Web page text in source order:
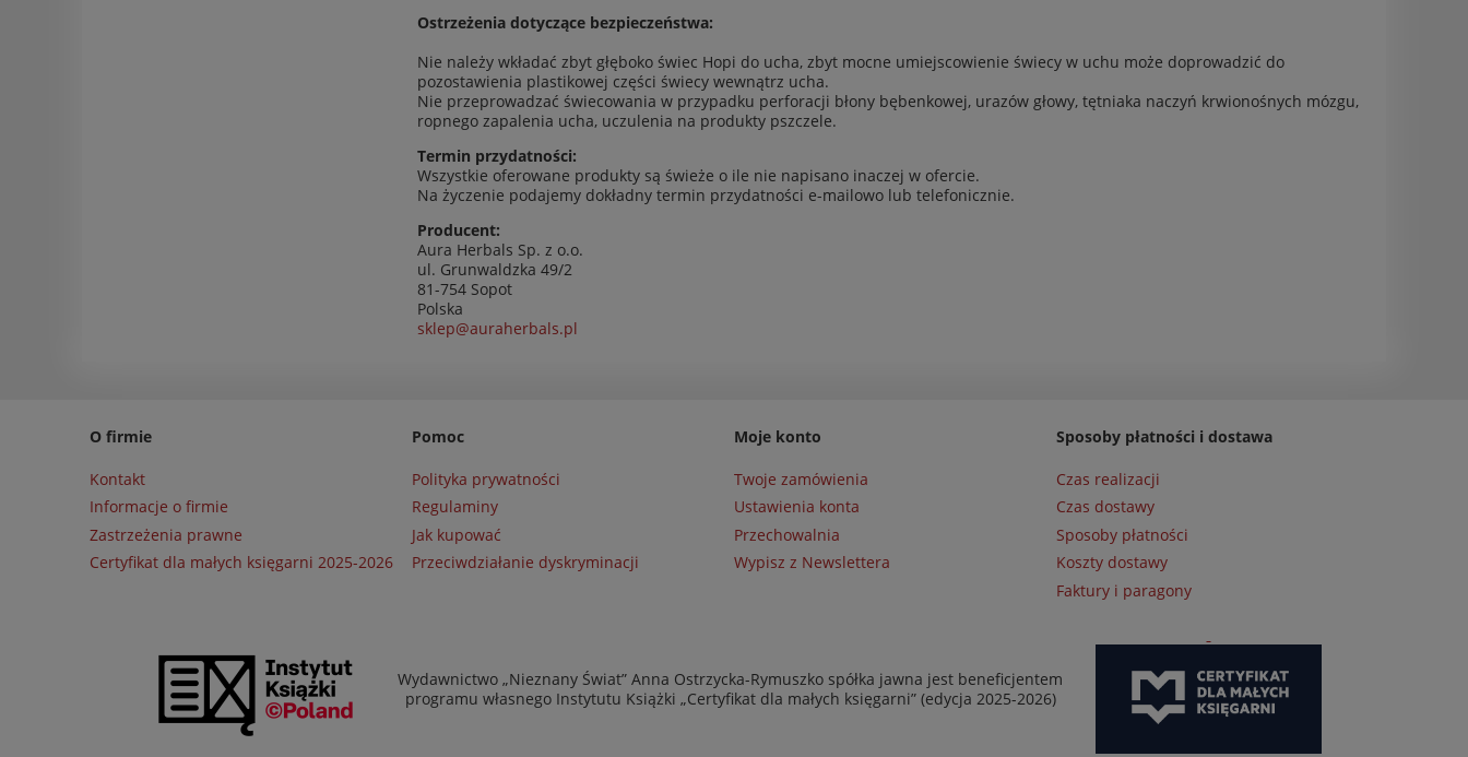
Ostrzeżenia dotyczące bezpieczeństwa:
Nie należy wkładać zbyt głęboko świec Hopi do ucha, zbyt mocne umiejscowienie świecy w uchu może doprowadzić do
pozostawienia plastikowej części świecy wewnątrz ucha.
Nie przeprowadzać świecowania w przypadku perforacji błony bębenkowej, urazów głowy, tętniaka naczyń krwionośnych mózgu,
ropnego zapalenia ucha, uczulenia na produkty pszczele.
Termin przydatności:
Wszystkie oferowane produkty są świeże o ile nie napisano inaczej w ofercie.
Na życzenie podajemy dokładny termin przydatności e-mailowo lub telefonicznie.
Producent:
Aura Herbals Sp. z o.o.
ul. Grunwaldzka 49/2
81-754 Sopot
Polska
sklep@auraherbals.pl
O firmie
Kontakt
Informacje o firmie
Zastrzeżenia prawne
Certyfikat dla małych księgarni 2025-2026
Pomoc
Polityka prywatności
Regulaminy
Jak kupować
Przeciwdziałanie dyskryminacji
Moje konto
Twoje zamówienia
Ustawienia konta
Przechowalnia
Wypisz z Newslettera
Sposoby płatności i dostawa
Czas realizacji
Czas dostawy
Sposoby płatności
Koszty dostawy
Faktury i paragony
Wydawnictwo „Nieznany Świat” Anna Ostrzycka-Rymuszko spółka jawna jest beneficjentem
programu własnego Instytutu Książki „Certyfikat dla małych księgarni” (edycja 2025-2026)